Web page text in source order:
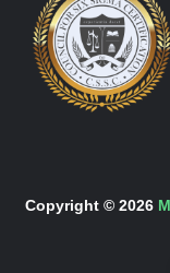
Copyright © 2026